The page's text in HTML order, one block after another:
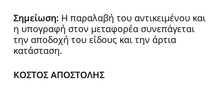
Σημείωση: H παραλαβή του αντικειμένου και
η υπογραφή στον μεταφορέα συνεπάγεται
την αποδοχή του είδους και την άρτια
κατάσταση.
ΚΟΣΤΟΣ ΑΠΟΣΤΟΛΗΣ